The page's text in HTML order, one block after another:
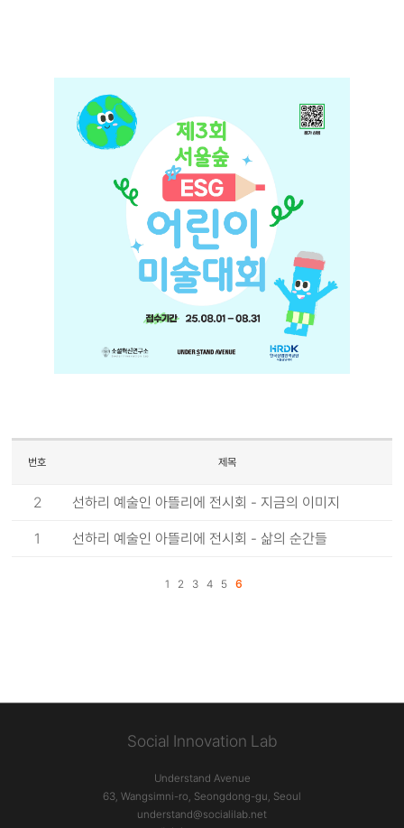
+
서울숲 ESG 어린이 미술대회
번호 제목
2 선하리 예술인 아뜰리에 전시회 - 지금의 이미지
1 선하리 예술인 아뜰리에 전시회 - 삶의 순간들
1 2 3 4 5 6
Social Innovation Lab
Understand Avenue
63, Wangsimni-ro, Seongdong-gu, Seoul
understand@socialilab.net